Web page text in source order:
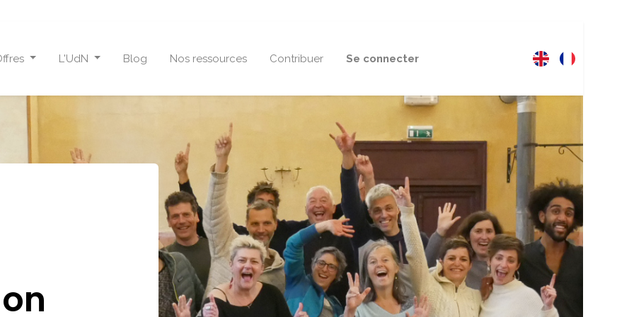
L'UdN Blog Nos ressources Contribuer Se connecter